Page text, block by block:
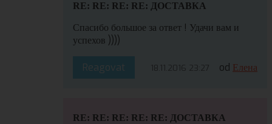
RE: RE: RE: RE: ДОСТАВКА
Спасибо большое за ответ ! Удачи вам и
успехов ))))
Reagovat 18.11.2016 23:27 od Елена
RE: RE: RE: RE: RE: ДОСТАВКА